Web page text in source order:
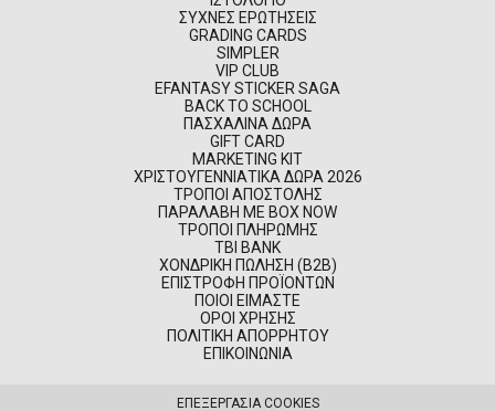
ΣΥΧΝΈΣ ΕΡΩΤΉΣΕΙΣ
GRADING CARDS
SIMPLER
VIP CLUB
EFANTASY STICKER SAGA
BACK TO SCHOOL
ΠΑΣΧΑΛΙΝΆ ΔΏΡΑ
GIFT CARD
MARKETING KIT
ΧΡΙΣΤΟΥΓΕΝΝΙΆΤΙΚΑ ΔΏΡΑ 2026
ΤΡΌΠΟΙ ΑΠΟΣΤΟΛΉΣ
ΠΑΡΑΛΑΒΉ ΜΕ BOX NOW
ΤΡΌΠΟΙ ΠΛΗΡΩΜΉΣ
TBI BANK
ΧΟΝΔΡΙΚΉ ΠΏΛΗΣΗ (B2B)
ΕΠΙΣΤΡΟΦΉ ΠΡΟΪΌΝΤΩΝ
ΠΟΙΟΊ ΕΊΜΑΣΤΕ
ΌΡΟΙ ΧΡΉΣΗΣ
ΠΟΛΙΤΙΚΉ ΑΠΟΡΡΉΤΟΥ
ΕΠΙΚΟΙΝΩΝΊΑ
ΕΠΕΞΕΡΓΑΣΙΑ COOKIES